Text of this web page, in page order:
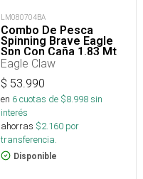
LM080704BA
Combo De Pesca
Spinning Brave Eagle
Spn Con Caña 1.83 Mt
De 2 Tramos Y Reel
Eagle Claw
$ 53.990
en 6cuotas de $8.998sin
interés
ahorras $2.160 por
transferencia.
Disponible